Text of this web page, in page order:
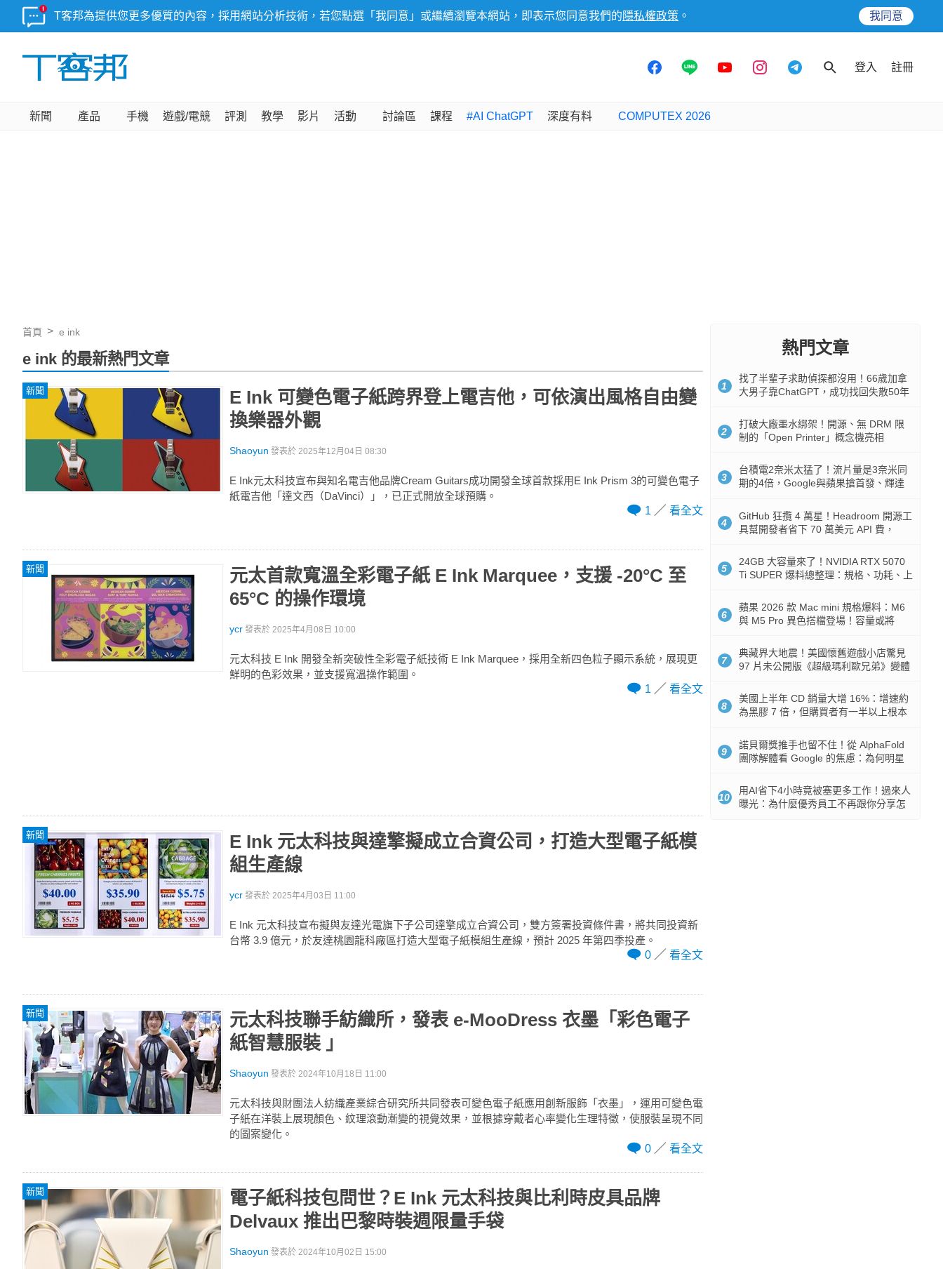
T客邦為提供您更多優質的內容，採用網站分析技術，若您點選「我同意」或繼續瀏覽本網站，即表示您同意我們的 隱私權政策 。 我同意
登入 註冊
新聞 產品 手機 遊戲/電競 評測 教學 影片 活動 討論區 課程 #AI ChatGPT 深度有料 COMPUTEX 2026
首頁 e ink
e ink 的最新熱門文章
新聞
E Ink 可變色電子紙跨界登上電吉他，可依演出風格自由變
換樂器外觀
Shaoyun 發表於 2025年12月04日 08:30
E Ink元太科技宣布與知名電吉他品牌Cream Guitars成功開發全球首款採用E Ink Prism 3的可變色電子
紙電吉他「達文西（DaVinci）」，已正式開放全球預購。
1
看全文
新聞
元太首款寬溫全彩電子紙 E Ink Marquee，支援 -20°C 至
65°C 的操作環境
ycr 發表於 2025年4月08日 10:00
元太科技 E Ink 開發全新突破性全彩電子紙技術 E Ink Marquee，採用全新四色粒子顯示系統，展現更
鮮明的色彩效果，並支援寬溫操作範圍。
1
看全文
新聞
E Ink 元太科技與達擎擬成立合資公司，打造大型電子紙模
組生產線
ycr 發表於 2025年4月03日 11:00
E Ink 元太科技宣布擬與友達光電旗下子公司達擎成立合資公司，雙方簽署投資條件書，將共同投資新
台幣 3.9 億元，於友達桃園龍科廠區打造大型電子紙模組生產線，預計 2025 年第四季投產。
0
看全文
新聞
元太科技聯手紡織所，發表 e-MooDress 衣墨「彩色電子
紙智慧服裝 」
Shaoyun 發表於 2024年10月18日 11:00
元太科技與財團法人紡織產業綜合研究所共同發表可變色電子紙應用創新服飾「衣墨」，運用可變色電
子紙在洋裝上展現顏色、紋理滾動漸變的視覺效果，並根據穿戴者心率變化生理特徵，使服裝呈現不同
的圖案變化。
0
看全文
新聞
電子紙科技包問世？E Ink 元太科技與比利時皮具品牌
Delvaux 推出巴黎時裝週限量手袋
Shaoyun 發表於 2024年10月02日 15:00
熱門文章
1
找了半輩子求助偵探都沒用！66歲加拿
大男子靠ChatGPT，成功找回失散50年
2
打破大廠墨水綁架！開源、無 DRM 限
制的「Open Printer」概念機亮相
3
台積電2奈米太猛了！流片量是3奈米同
期的4倍，Google與蘋果搶首發、輝達
4
GitHub 狂攬 4 萬星！Headroom 開源工
具幫開發者省下 70 萬美元 API 費，
5
24GB 大容量來了！NVIDIA RTX 5070
Ti SUPER 爆料總整理：規格、功耗、上
6
蘋果 2026 款 Mac mini 規格爆料：M6
與 M5 Pro 異色搭檔登場！容量或將
7
典藏界大地震！美國懷舊遊戲小店驚見
97 片未公開版《超級瑪利歐兄弟》變體
8
美國上半年 CD 銷量大增 16%：增速約
為黑膠 7 倍，但購買者有一半以上根本
9
諾貝爾獎推手也留不住！從 AlphaFold
團隊解體看 Google 的焦慮：為何明星
10
用AI省下4小時竟被塞更多工作！過來人
曝光：為什麼優秀員工不再跟你分享怎